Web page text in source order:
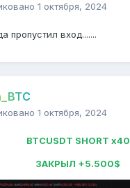
1 октября, 2024
пропустил вход.......
1 октября, 2024
BTCUSDT SHORT x40
ЗАКРЫЛ +5.500$